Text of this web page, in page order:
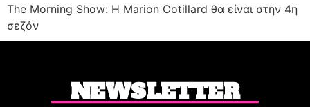
The Morning Show: Η Marion Cotillard θα είναι στην 4η
σεζόν
NEWSLETTER